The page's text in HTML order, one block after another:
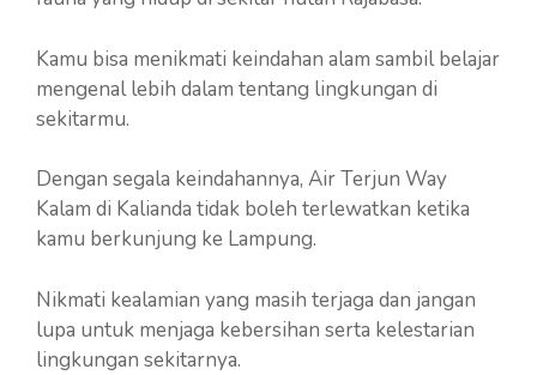
Kamu bisa menikmati keindahan alam sambil belajar
mengenal lebih dalam tentang lingkungan di
sekitarmu.
Dengan segala keindahannya, Air Terjun Way
Kalam di Kalianda tidak boleh terlewatkan ketika
kamu berkunjung ke Lampung.
Nikmati kealamian yang masih terjaga dan jangan
lupa untuk menjaga kebersihan serta kelestarian
lingkungan sekitarnya.